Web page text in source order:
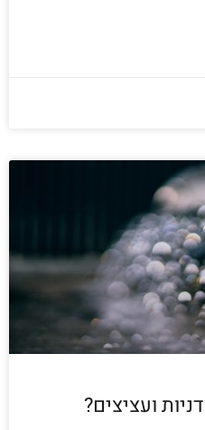
ועציצים?